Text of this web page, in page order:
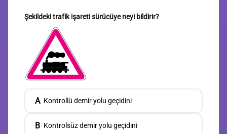
Şekildeki trafik işareti sürücüye neyi bildirir?
A Kontrollü demir yolu geçidini
B Kontrolsüz demir yolu geçidini